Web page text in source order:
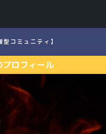
コミュニティ】
ロフィール